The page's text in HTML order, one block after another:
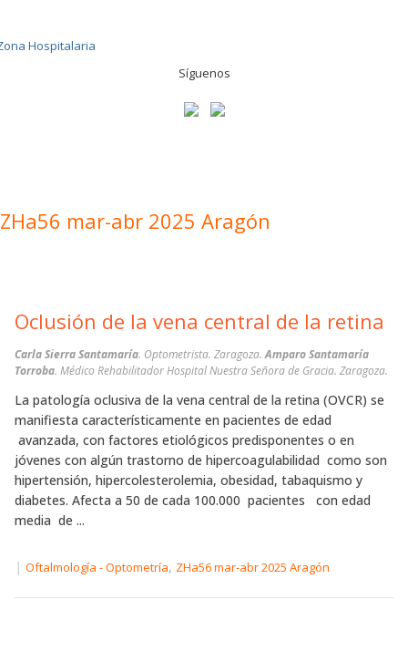
Síguenos
ZHa56 mar-abr 2025 Aragón
Oclusión de la vena central de la retina
Carla Sierra Santamaría. Optometrista. Zaragoza.Amparo Santamaría
Torroba. Médico Rehabilitador Hospital Nuestra Señora de Gracia. Zaragoza.
La patología oclusiva de la vena central de la retina (OVCR) se
manifiesta característicamente en pacientes de edad
avanzada, con factores etiológicos predisponentes o en
jóvenes con algún trastorno de hipercoagulabilidad como son
hipertensión, hipercolesterolemia, obesidad, tabaquismo y
diabetes. Afecta a 50 de cada 100.000 pacientes con edad
media de ...
| Oftalmología - Optometría, ZHa56 mar-abr 2025 Aragón